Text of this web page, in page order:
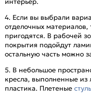
4. Если вы выбрали
отделочных материалов,
пригодятся. В рабочей
покрытия подойдут
остальную часть можно
5. В небольшое
кресла, выполненные из
пластика. Плетеные